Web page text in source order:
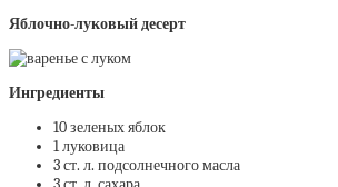
Яблочно-луковый десерт
Ингредиенты
10 зеленых яблок
1 луковица
3 ст. л. подсолнечного масла